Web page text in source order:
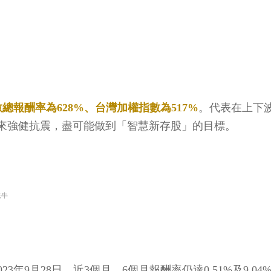
報酬率為628%、台灣加權指數為517%。代表在上下
健抗震，盡可能做到「智慧新存股」的目標。
牛